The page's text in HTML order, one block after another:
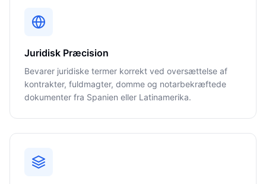
Juridisk Præcision
Bevarer juridiske termer korrekt ved oversættelse af
kontrakter, fuldmagter, domme og notarbekræftede
dokumenter fra Spanien eller Latinamerika.